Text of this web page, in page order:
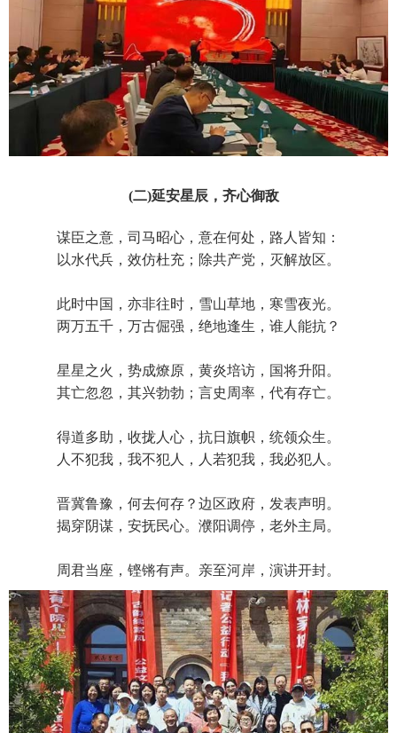
(二)延安星辰，齐心御敌
谋臣之意，司马昭心，意在何处，路人皆知：
以水代兵，效仿杜充；除共产党，灭解放区。
此时中国，亦非往时，雪山草地，寒雪夜光。
两万五千，万古倔强，绝地逢生，谁人能抗？
星星之火，势成燎原，黄炎培访，国将升阳。
其亡忽忽，其兴勃勃；言史周率，代有存亡。
得道多助，收拢人心，抗日旗帜，统领众生。
人不犯我，我不犯人，人若犯我，我必犯人。
晋冀鲁豫，何去何存？边区政府，发表声明。
揭穿阴谋，安抚民心。濮阳调停，老外主局。
周君当座，铿锵有声。亲至河岸，演讲开封。